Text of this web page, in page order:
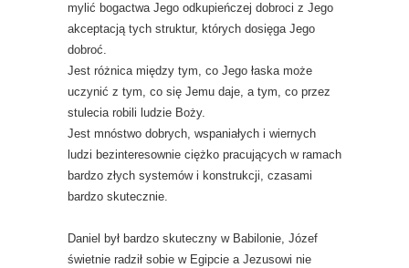
mylić bogactwa Jego odkupieńczej dobroci z Jego
akceptacją tych struktur, których dosięga Jego
dobroć.
Jest różnica między tym, co Jego łaska może
uczynić z tym, co się Jemu daje, a tym, co przez
stulecia robili ludzie Boży.
Jest mnóstwo dobrych, wspaniałych i wiernych
ludzi bezinteresownie ciężko pracujących w ramach
bardzo złych systemów i konstrukcji, czasami
bardzo skutecznie.
Daniel był bardzo skuteczny w Babilonie, Józef
świetnie radził sobie w Egipcie a Jezusowi nie